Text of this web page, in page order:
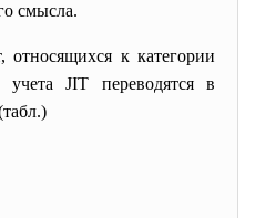
смысла.
относящихся к категории
JIT переводятся в